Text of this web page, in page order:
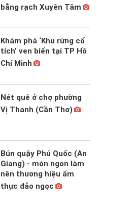
bằng rạch Xuyên Tâm
Khám phá ‘Khu rừng cổ
tích’ ven biển tại TP Hồ
Chí Minh
Nét quê ở chợ phường
Vị Thanh (Cần Thơ)
Bún quậy Phú Quốc (An
Giang) - món ngon làm
nên thương hiệu ẩm
thực đảo ngọc